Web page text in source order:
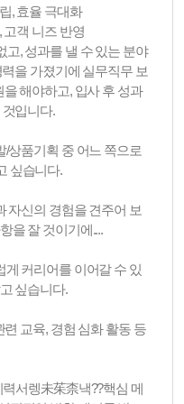
, 효율 극대화
고객 니즈 반영
, 성과를 낼 수 있는 분야
을 가졌기에 실무직무 보
해야하고, 입사 후 성과
입니다.
상품기획 중 어느 쪽으로
싶습니다.
자신의 경험을 견주어 보
을 잘 것이기에....
커리어를 이어갈 수 있
싶습니다.
교육, 경험 심화 활동 등
서렝未茱柰낵??핵심 메